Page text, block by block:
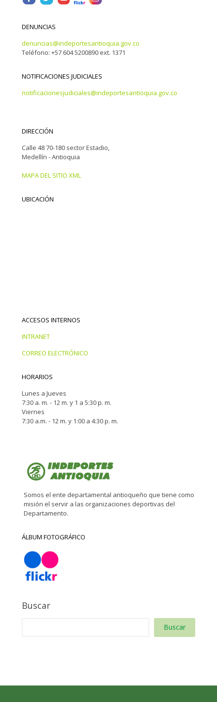
DENUNCIAS
denuncias@indeportesantioquia.gov.co
Teléfono: +57 604 5200890 ext. 1371
NOTIFICACIONES JUDICIALES
notificacionesjudiciales@indeportesantioquia.gov.co
DIRECCIÓN
Calle 48 70-180 sector Estadio,
Medellín - Antioquia
MAPA DEL SITIO XML
UBICACIÓN
ACCESOS INTERNOS
INTRANET
CORREO ELECTRÓNICO
HORARIOS
Lunes a Jueves
7:30 a. m. - 12 m. y 1 a 5:30 p. m.
Viernes
7:30 a.m. - 12 m. y 1:00 a 4:30 p. m.
Somos el ente departamental antioqueño que tiene como
misión el servir a las organizaciones deportivas del
Departamento.
ÁLBUM FOTOGRÁFICO
Buscar
Buscar